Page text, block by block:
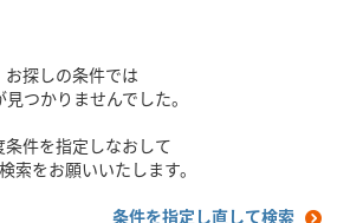
お探しの条件では
つかりませんでした。
条件を指定しなおして
索をお願いいたします。
条件を指定し直して検索